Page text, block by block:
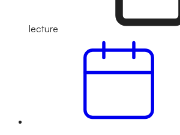
lecture